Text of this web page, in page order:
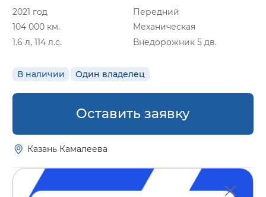
2021 год
Передний
104 000 км.
Механическая
1.6 л, 114 л.с.
Внедорожник 5 дв.
В наличии Один владелец
Оставить заявку
Казань Камалеева